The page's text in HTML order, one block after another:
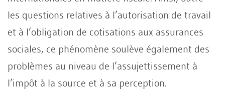
les questions relatives à l’autorisation de travail
et à l’obligation de cotisations aux assurances
sociales, ce phénomène soulève également des
problèmes au niveau de l’assujettissement à
l’impôt à la source et à sa perception.